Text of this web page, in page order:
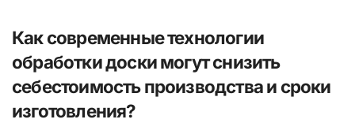
Как современные технологии
обработки доски могут снизить
себестоимость производства и сроки
изготовления?